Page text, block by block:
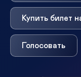
Купить билет
Голосовать